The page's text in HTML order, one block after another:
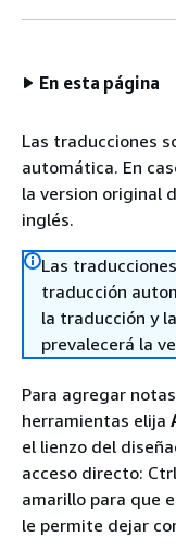
En esta página
Las traducciones
automática. En
la version original
inglés.
Las
traducción
la traducción y
prevalecerá la
Para agregar
herramientas elija
el lienzo del
acceso directo:
amarillo para que
le permite dejar